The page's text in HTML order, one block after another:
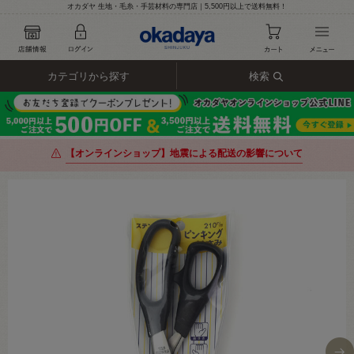
オカダヤ 生地・毛糸・手芸材料の専門店｜5,500円以上で送料無料！
カテゴリから探す 検索
【オンラインショップ】地震による配送の影響について